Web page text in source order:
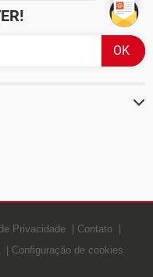
Privacidade
Contato
Configuração de cookies